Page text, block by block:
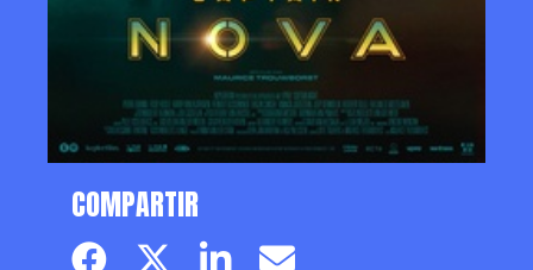
COMPARTIR
Facebook pageTwitter page
LinkedinEmail